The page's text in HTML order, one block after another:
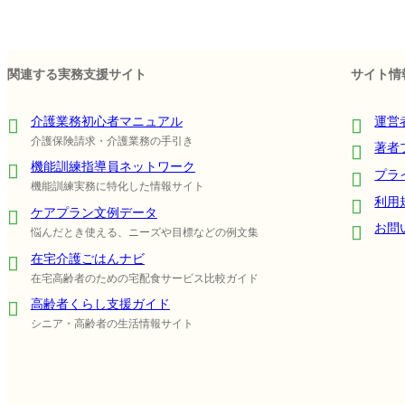
関連する実務支援サイト
介護業務初心者マニュアル
介護保険請求・介護業務の手引き
機能訓練指導員ネットワーク
機能訓練実務に特化した情報サイト
ケアプラン文例データ
悩んだとき使える、ニーズや目標などの例文集
在宅介護ごはんナビ
在宅高齢者のための宅配食サービス比較ガイド
高齢者くらし支援ガイド
シニア・高齢者の生活情報サイト
サイト情
運営
著者
プラ
利用
お問